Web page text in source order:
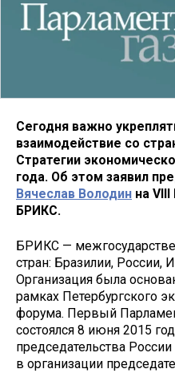
Сегодня важно
взаимодействие со
Стратегии
года. Об этом заявил
Вячеслав Володин на
БРИКС.
БРИКС —
стран: Бразилии,
Организация была
рамках Петербургского
форума. Первый
состоялся 8 июня 2015
председательства
в организации